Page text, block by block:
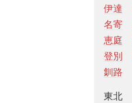
伊達
名寄
恵庭
登別
釧路
東北